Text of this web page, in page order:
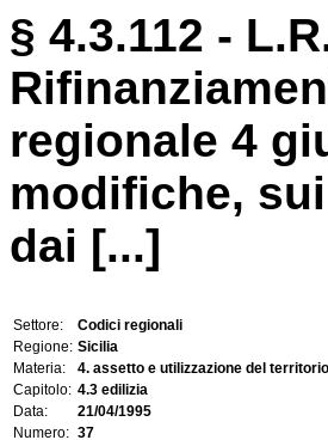
§ 4.3.112 -
regionale 4
modifiche,
dai [...]
Settore:
Codici regionali
Regione: Sicilia
Materia:
4. assetto e utilizzazione del territorio
Capitolo: 4.3 edilizia
Data:
21/04/1995
Numero: 37